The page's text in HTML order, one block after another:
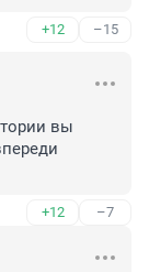
+12 –15
вы
+12 –7